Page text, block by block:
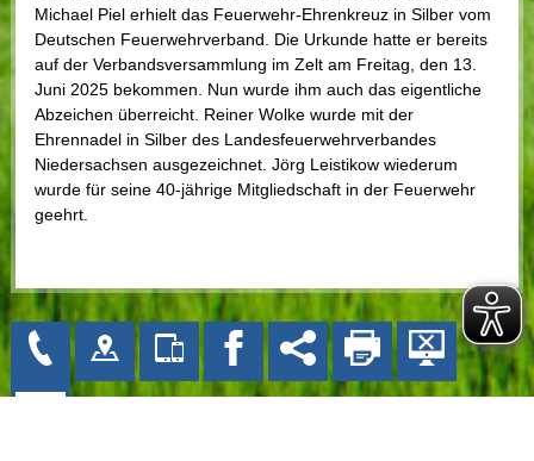
Michael Piel erhielt das Feuerwehr-Ehrenkreuz in Silber vom
Deutschen Feuerwehrverband. Die Urkunde hatte er bereits
auf der Verbandsversammlung im Zelt am Freitag, den 13.
Juni 2025 bekommen. Nun wurde ihm auch das eigentliche
Abzeichen überreicht. Reiner Wolke wurde mit der
Ehrennadel in Silber des Landesfeuerwehrverbandes
Niedersachsen ausgezeichnet. Jörg Leistikow wiederum
wurde für seine 40-jährige Mitgliedschaft in der Feuerwehr
geehrt.